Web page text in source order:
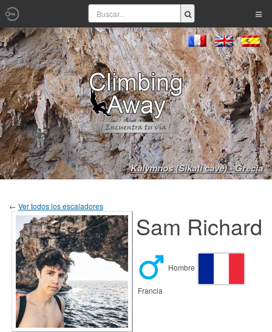
Kalymnos (Sikati cave) - Grecia
← Ver todos los escaladores
Sam Richard
Hombre
Francia